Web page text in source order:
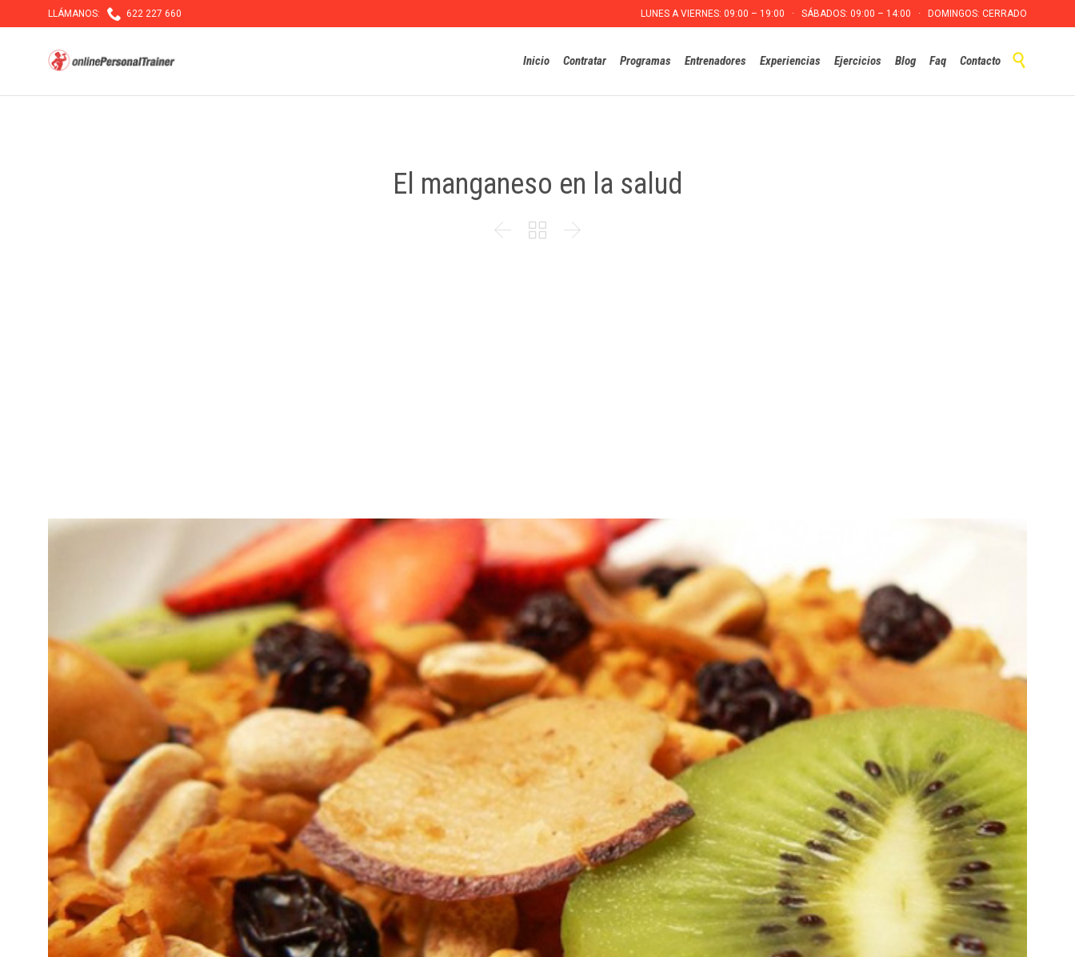
LLÁMANOS:  622 227 660 LUNES A VIERNES: 09:00 – 19:00 · SÁBADOS: 09:00 – 14:00 · DOMINGOS: CERRADO
to
Inicio Contratar Programas Entrenadores Experiencias Ejercicios Blog Faq Contacto 
El manganeso en la salud
  